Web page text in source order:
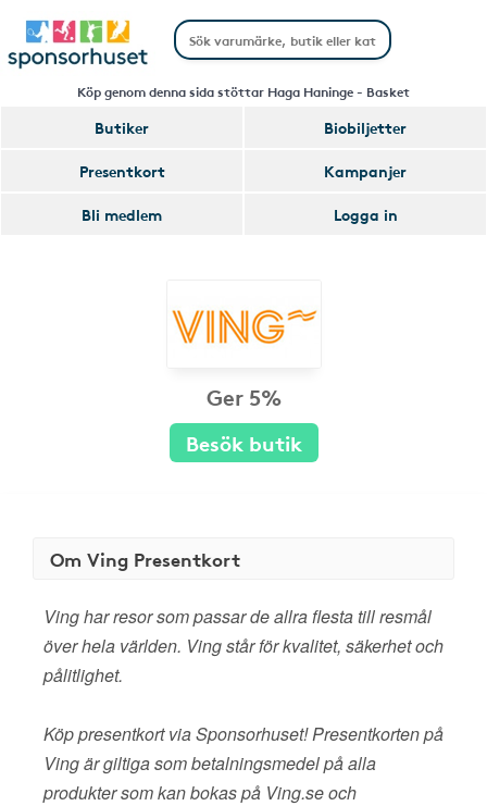
Köp genom denna sida stöttar Haga Haninge - Basket
Butiker
Biobiljetter
Presentkort
Kampanjer
Bli medlem
Logga in
Ger 5%
Besök butik
Om Ving Presentkort
Ving har resor som passar de allra flesta till resmål
över hela världen. Ving står för kvalitet, säkerhet och
pålitlighet.
Köp presentkort via Sponsorhuset! Presentkorten på
Ving är giltiga som betalningsmedel på alla
produkter som kan bokas på Ving.se och